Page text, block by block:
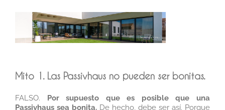
Mito 1. Las Passivhaus no pueden ser bonitas.
FALSO. Por supuesto que es posible que una
Passivhaus sea bonita. De hecho, debe ser así. Porque